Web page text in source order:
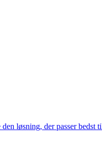
løsning, der passer bedst